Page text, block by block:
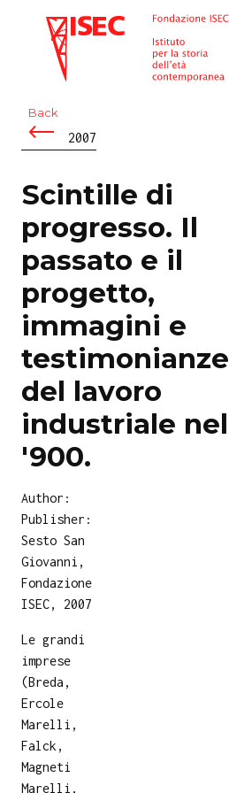
ISEC
Back
2007
Scintille di
progresso. Il
passato e il
progetto,
immagini e
testimonianze
del lavoro
industriale nel
'900.
Author:
Publisher:
Sesto San
Giovanni,
Fondazione
ISEC, 2007
Le grandi
imprese
(Breda,
Ercole
Marelli,
Falck,
Magneti
Marelli,